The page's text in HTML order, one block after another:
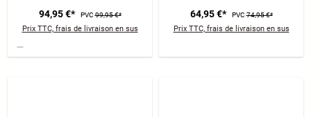
94,95 €* PVC99,95 €*
Prix TTC, frais de livraison en sus
64,95 €* PVC74,95 €*
Prix TTC, frais de livraison en sus